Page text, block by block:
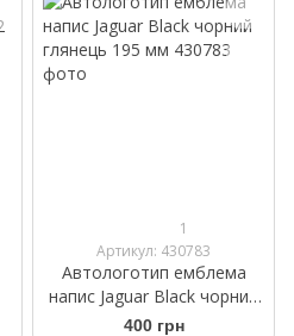
1
Артикул: 430783
Автологотип емблема
напис Jaguar Black чорний
глянець 195 мм
400 грн